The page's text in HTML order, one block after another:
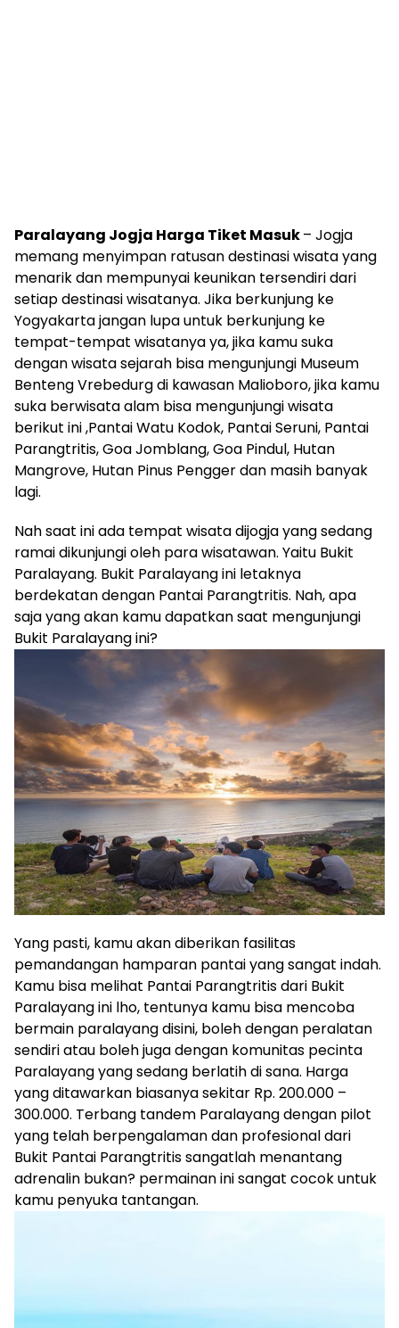
Paralayang Jogja Harga Tiket Masuk– Jogja
memang menyimpan ratusan destinasi wisata yang
menarik dan mempunyai keunikan tersendiri dari
setiap destinasi wisatanya. Jika berkunjung ke
Yogyakarta jangan lupa untuk berkunjung ke
tempat-tempat wisatanya ya, jika kamu suka
dengan wisata sejarah bisa mengunjungi Museum
Benteng Vrebedurg di kawasan Malioboro, jika kamu
suka berwisata alam bisa mengunjungi wisata
berikut ini ,Pantai Watu Kodok, Pantai Seruni, Pantai
Parangtritis, Goa Jomblang, Goa Pindul, Hutan
Mangrove, Hutan Pinus Pengger dan masih banyak
lagi.
Nah saat ini ada tempat wisata dijogja yang sedang
ramai dikunjungi oleh para wisatawan. Yaitu Bukit
Paralayang. Bukit Paralayang ini letaknya
berdekatan dengan Pantai Parangtritis. Nah, apa
saja yang akan kamu dapatkan saat mengunjungi
Bukit Paralayang ini?
Yang pasti, kamu akan diberikan fasilitas
pemandangan hamparan pantai yang sangat indah.
Kamu bisa melihat Pantai Parangtritis dari Bukit
Paralayang ini lho, tentunya kamu bisa mencoba
bermain paralayang disini, boleh dengan peralatan
sendiri atau boleh juga dengan komunitas pecinta
Paralayang yang sedang berlatih di sana. Harga
yang ditawarkan biasanya sekitar Rp. 200.000 –
300.000. Terbang tandem Paralayang dengan pilot
yang telah berpengalaman dan profesional dari
Bukit Pantai Parangtritis sangatlah menantang
adrenalin bukan? permainan ini sangat cocok untuk
kamu penyuka tantangan.